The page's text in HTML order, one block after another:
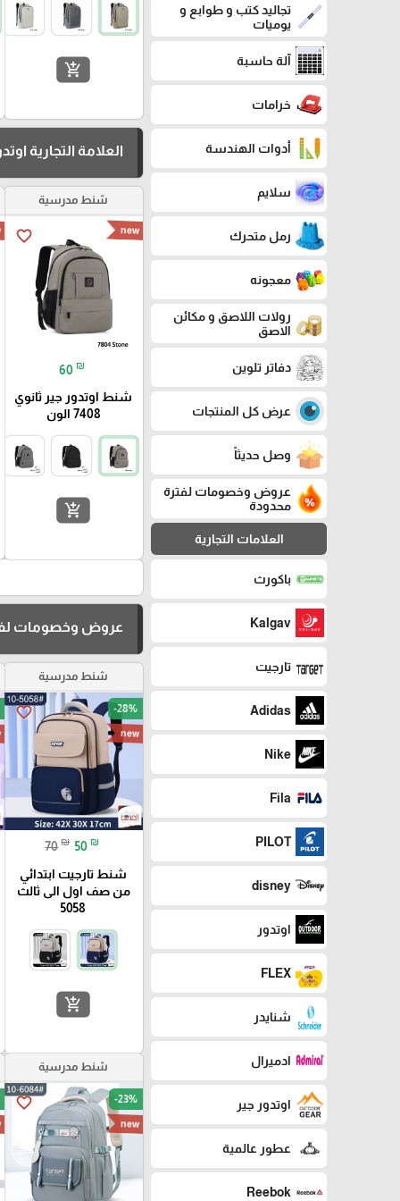
تجاليد كتب و طوابع و
يوميات
آلة حاسبة
خرامات
أدوات الهندسة
سلايم
رمل متحرك
معجونه
رولات اللاصق و مكائن
الاصق
دفاتر تلوين
عرض كل المنتجات
وصل حديثاً
عروض وخصومات لفترة
محدودة
العلامات التجارية
باكورث
Kalgav
تارجيت
Adidas
Nike
Fila
PILOT
disney
اوتدور
FLEX
شنايدر
ادميرال
اوتدور جير
عطور عالمية
Reebok
add_shopping_cart
العلامة التجارية
شنط مدرسية
favorite_border new
60 ₪
شنط اوتدور جير ثانوي
7408 الون
add_shopping_cart
عروض وخصومات
شنط مدرسية
favorite_border -28%
new
70 ₪ 50 ₪
شنط تارجيت ابتدائي
من صف اول الى ثالث
5058
add_shopping_cart
شنط مدرسية
favorite_border -23%
new